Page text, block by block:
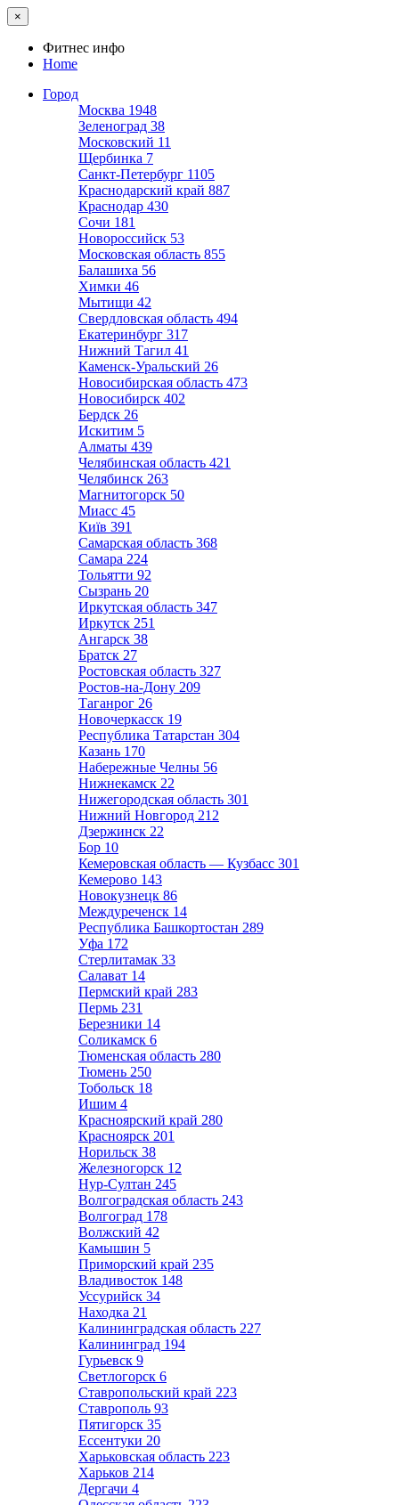
×
Фитнес инфо
Home
Город
Москва 1948
Зеленоград 38
Московский 11
Щербинка 7
Санкт-Петербург 1105
Краснодарский край 887
Краснодар 430
Сочи 181
Новороссийск 53
Московская область 855
Балашиха 56
Химки 46
Мытищи 42
Свердловская область 494
Екатеринбург 317
Нижний Тагил 41
Каменск-Уральский 26
Новосибирская область 473
Новосибирск 402
Бердск 26
Искитим 5
Алматы 439
Челябинская область 421
Челябинск 263
Магнитогорск 50
Миасс 45
Київ 391
Самарская область 368
Самара 224
Тольятти 92
Сызрань 20
Иркутская область 347
Иркутск 251
Ангарск 38
Братск 27
Ростовская область 327
Ростов-на-Дону 209
Таганрог 26
Новочеркасск 19
Республика Татарстан 304
Казань 170
Набережные Челны 56
Нижнекамск 22
Нижегородская область 301
Нижний Новгород 212
Дзержинск 22
Бор 10
Кемеровская область — Кузбасс 301
Кемерово 143
Новокузнецк 86
Междуреченск 14
Республика Башкортостан 289
Уфа 172
Стерлитамак 33
Салават 14
Пермский край 283
Пермь 231
Березники 14
Соликамск 6
Тюменская область 280
Тюмень 250
Тобольск 18
Ишим 4
Красноярский край 280
Красноярск 201
Норильск 38
Железногорск 12
Нур-Султан 245
Волгоградская область 243
Волгоград 178
Волжский 42
Камышин 5
Приморский край 235
Владивосток 148
Уссурийск 34
Находка 21
Калининградская область 227
Калининград 194
Гурьевск 9
Светлогорск 6
Ставропольский край 223
Ставрополь 93
Пятигорск 35
Ессентуки 20
Харьковская область 223
Харьков 214
Дергачи 4